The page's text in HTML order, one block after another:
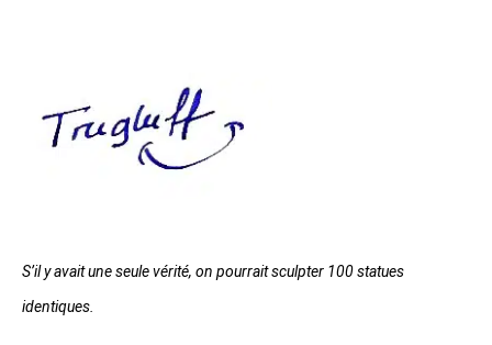
S’il y avait une seule vérité, on pourrait sculpter 100 statues
identiques.